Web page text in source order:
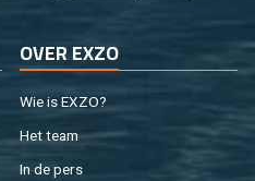
OVER EXZO
Wie is EXZO?
Het team
In de pers